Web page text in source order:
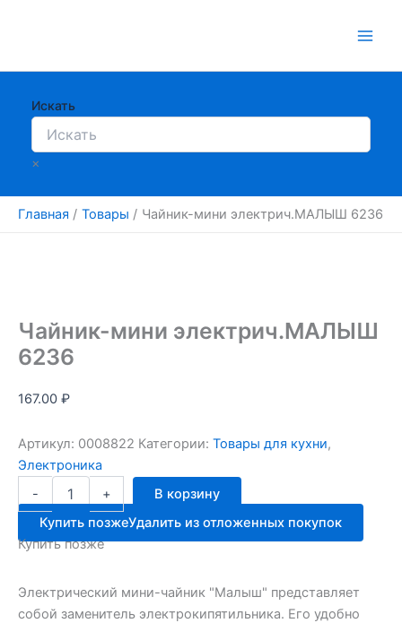
Искать
×
Главная Товары Чайник-мини электрич.МАЛЫШ 6236
Чайник-мини электрич.МАЛЫШ
6236
167.00 ₽
Артикул: 0008822 Категории: Товары для кухни,
Электроника
-
Количество
товара
Чайник-
мини
электрич.МАЛЫШ
+
В корзину
Купить позжеУдалить из отложенных покупок
Купить позже
Электрический мини-чайник "Малыш" представляет
собой заменитель электрокипятильника. Его удобно